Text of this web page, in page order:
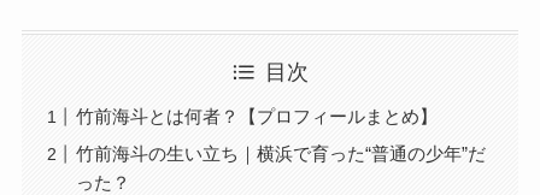
目次
竹前海斗とは何者？【プロフィールまとめ】
竹前海斗の生い立ち｜横浜で育った“普通の少年”だ
った？